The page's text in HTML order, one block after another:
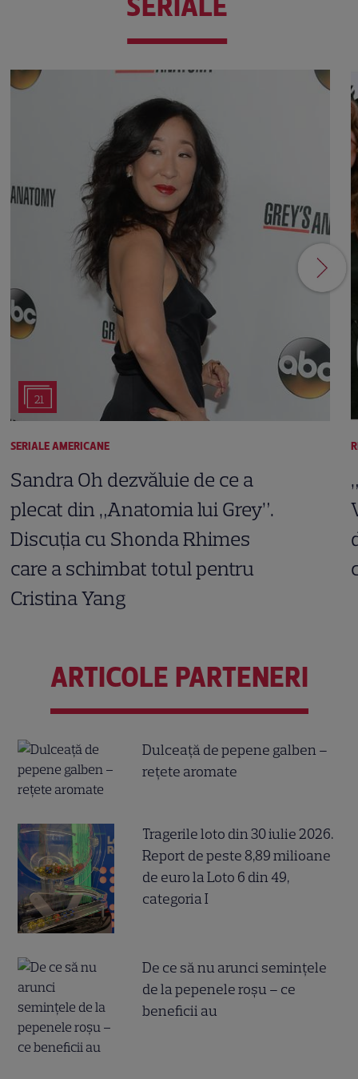
21
SERIALE AMERICANE
Sandra Oh dezvăluie de ce a
plecat din „Anatomia lui Grey”.
Discuția cu Shonda Rhimes
care a schimbat totul pentru
Cristina Yang
ARTICOLE PARTENERI
Dulceață de pepene galben –
rețete aromate
Tragerile loto din 30 iulie 2026.
Report de peste 8,89 milioane
de euro la Loto 6 din 49,
categoria I
De ce să nu arunci semințele
de la pepenele roșu – ce
beneficii au